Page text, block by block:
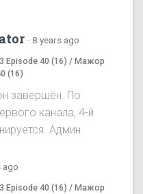
· 8 years ago
Episode 40 (16) / Мажор
(16)
завершён. По
канала, 4-й
Админ.
ago
Episode 40 (16) / Мажор